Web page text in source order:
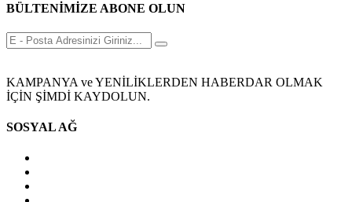
BÜLTENİMİZE ABONE OLUN
KAMPANYA ve YENİLİKLERDEN HABERDAR OLMAK
İÇİN ŞİMDİ KAYDOLUN.
SOSYAL AĞ